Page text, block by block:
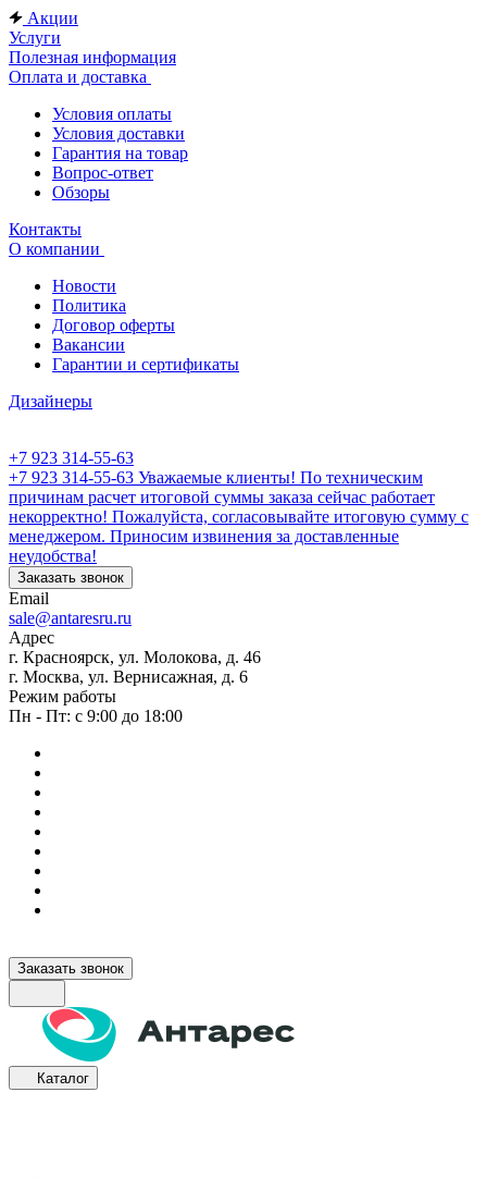
Акции
Услуги
Полезная информация
Оплата и доставка
Условия оплаты
Условия доставки
Гарантия на товар
Вопрос-ответ
Обзоры
Контакты
О компании
Новости
Политика
Договор оферты
Вакансии
Гарантии и сертификаты
Дизайнеры
+7 923 314-55-63
+7 923 314-55-63 Уважаемые клиенты! По техническим
причинам расчет итоговой суммы заказа сейчас работает
некорректно! Пожалуйста, согласовывайте итоговую сумму с
менеджером. Приносим извинения за доставленные
неудобства!
Заказать звонок
Email
sale@antaresru.ru
Адрес
г. Красноярск, ул. Молокова, д. 46
г. Москва, ул. Вернисажная, д. 6
Режим работы
Пн - Пт: с 9:00 до 18:00
Заказать звонок
Каталог